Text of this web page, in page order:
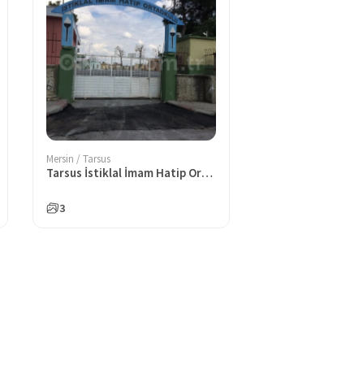
Mersin / Tarsus
Tarsus İstiklal İmam Hatip Ortaokulu
3